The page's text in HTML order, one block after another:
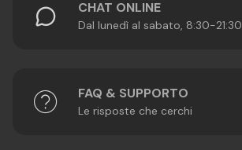
CHAT ONLINE
Dal lunedì al sabato, 8:30-21:30
FAQ & SUPPORTO
Le risposte che cerchi